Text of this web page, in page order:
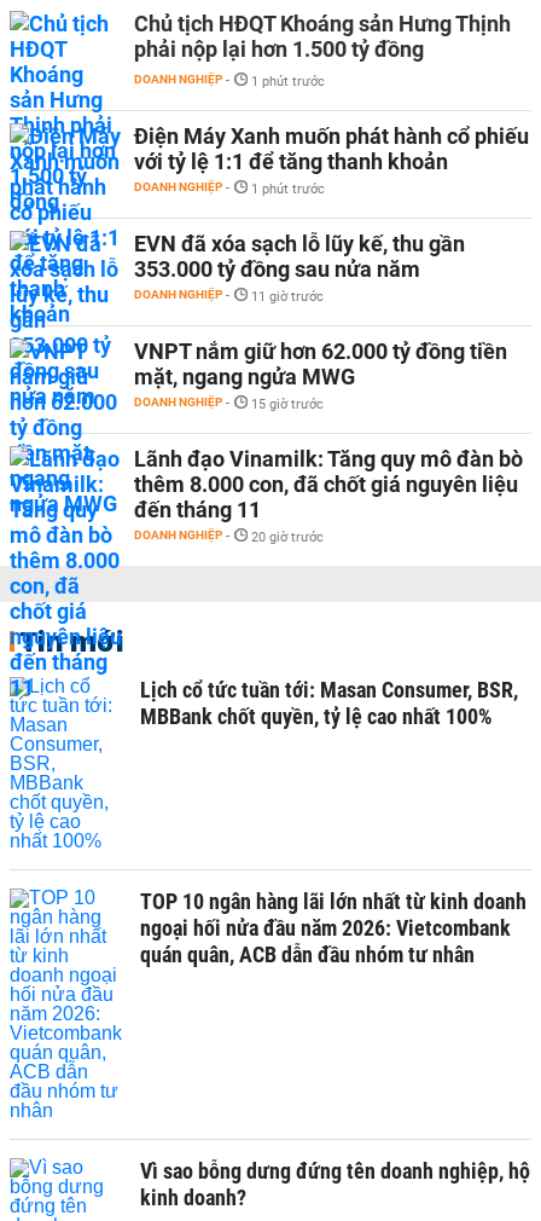
Chủ tịch HĐQT Khoáng sản Hưng Thịnh
phải nộp lại hơn 1.500 tỷ đồng
DOANH NGHIỆP - 1 phút trước
Điện Máy Xanh muốn phát hành cổ phiếu
với tỷ lệ 1:1 để tăng thanh khoản
DOANH NGHIỆP - 1 phút trước
EVN đã xóa sạch lỗ lũy kế, thu gần
353.000 tỷ đồng sau nửa năm
DOANH NGHIỆP - 11 giờ trước
VNPT nắm giữ hơn 62.000 tỷ đồng tiền
mặt, ngang ngửa MWG
DOANH NGHIỆP - 15 giờ trước
Lãnh đạo Vinamilk: Tăng quy mô đàn bò
thêm 8.000 con, đã chốt giá nguyên liệu
đến tháng 11
DOANH NGHIỆP - 20 giờ trước
Tin mới
Lịch cổ tức tuần tới: Masan Consumer, BSR,
MBBank chốt quyền, tỷ lệ cao nhất 100%
TOP 10 ngân hàng lãi lớn nhất từ kinh doanh
ngoại hối nửa đầu năm 2026: Vietcombank
quán quân, ACB dẫn đầu nhóm tư nhân
Vì sao bỗng dưng đứng tên doanh nghiệp, hộ
kinh doanh?